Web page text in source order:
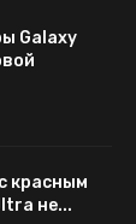
Galaxy
красным
не...